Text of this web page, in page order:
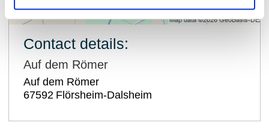
Contact details:
Auf dem Römer
Auf dem Römer
67592 Flörsheim-Dalsheim